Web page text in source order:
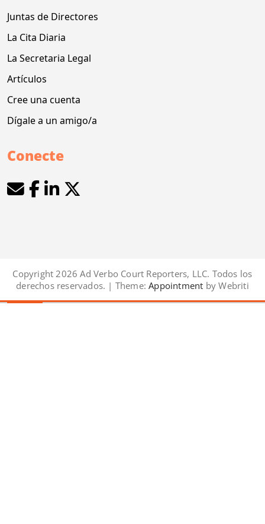
Juntas de Directores
La Cita Diaria
La Secretaria Legal
Artículos
Cree una cuenta
Dígale a un amigo/a
Conecte
Copyright 2026 Ad Verbo Court Reporters, LLC. Todos los
derechos reservados. | Theme: Appointment by Webriti